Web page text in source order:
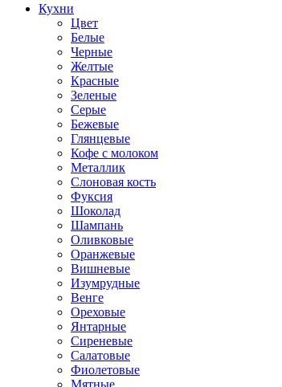
Кухни
Цвет
Белые
Черные
Желтые
Красные
Зеленые
Серые
Бежевые
Глянцевые
Кофе с молоком
Металлик
Слоновая кость
Фуксия
Шоколад
Шампань
Оливковые
Оранжевые
Вишневые
Изумрудные
Венге
Ореховые
Янтарные
Сиреневые
Салатовые
Фиолетовые
Мятные